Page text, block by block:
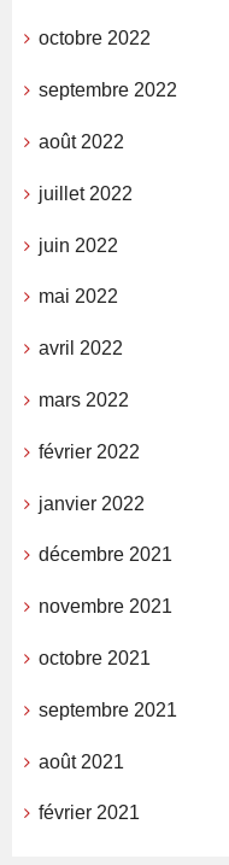
octobre 2022
septembre 2022
août 2022
juillet 2022
juin 2022
mai 2022
avril 2022
mars 2022
février 2022
janvier 2022
décembre 2021
novembre 2021
octobre 2021
septembre 2021
août 2021
février 2021